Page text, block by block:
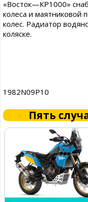
«Восток—КР1000»
колеса и маятниковой
колес. Радиатор
коляске.
1982N09P10
Пять